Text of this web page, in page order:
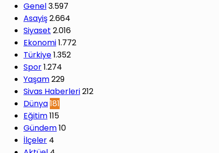
Genel3.597
Asayiş2.664
Siyaset 2.016
Ekonomi1.772
Türkiye1.352
Spor1.274
Yaşam229
Sivas Haberleri212
Dünya181
Eğitim115
Gündem10
İlçeler 4